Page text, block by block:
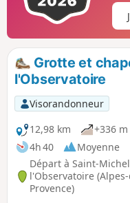
Grotte et
l'Observatoire
Visorandonneur
12,98 km
+336 m
4h 40
Moyenne
Départ à Saint-
l'Observatoire
Provence)